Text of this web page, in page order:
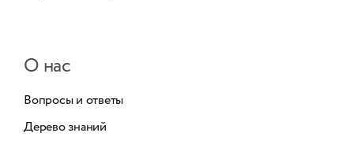
О нас
Вопросы и ответы
Дерево знаний